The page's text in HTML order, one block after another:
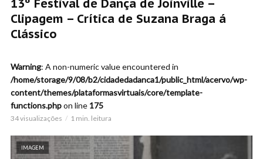
13º Festival de Dança de Joinville –
Clipagem – Crítica de Suzana Braga á
Clássico
Warning: A non-numeric value encountered in
/home/storage/9/08/b2/cidadedadanca1/public_html/acervo/wp-
content/themes/plataformasvirtuais/core/template-
functions.phpon line 175
34 visualizações 1 min. leitura
IMAGEM